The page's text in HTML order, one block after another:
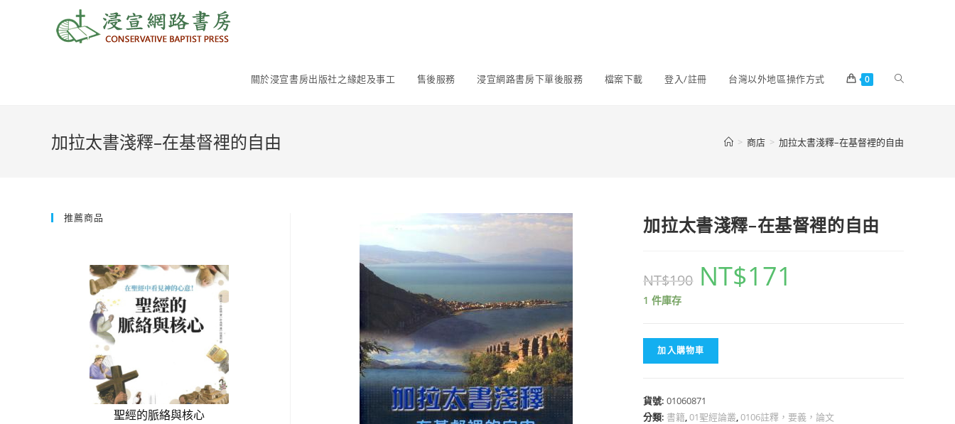
關於浸宣書房出版社之緣起及事工 售後服務 浸宣網路書房下單後服務 檔案下載 登入/註冊 台灣以外地區操作方式 0
加拉太書淺釋–在基督裡的自由 > 商店 > 加拉太書淺釋–在基督裡的自由
加拉太書淺釋–在基督裡的自由
NT$190 NT$171
1 件庫存
加入購物車
貨號:01060871
分類: 書籍,01聖經論叢,0106註釋，要義，論文
推薦商品
聖經的脈絡與核心 聖經的脈絡與核心 聖經的脈絡與核心